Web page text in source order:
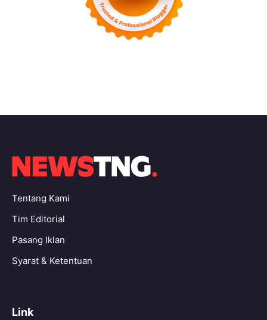
Tentang Kami
Tim Editorial
Pasang Iklan
Syarat & Ketentuan
Link